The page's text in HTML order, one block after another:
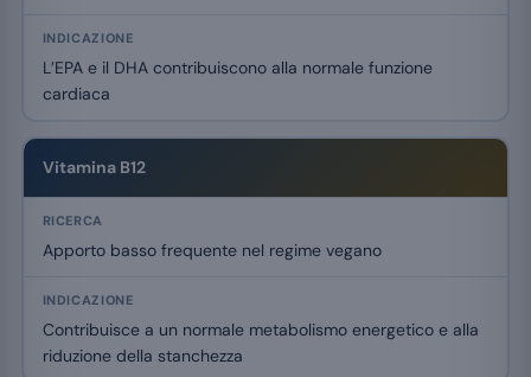
L’EPA e il DHA contribuiscono alla normale funzione
cardiaca
Vitamina B12
Apporto basso frequente nel regime vegano
Contribuisce a un normale metabolismo energetico e alla
riduzione della stanchezza